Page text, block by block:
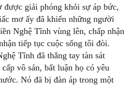
được giải phóng khỏi sự áp bức,
mơ ấy đã khiến những người
Nghệ Tĩnh vùng lên, chấp nhận
tiếp tục cuộc sống tôi đòi.
Tĩnh đã thẳng tay tàn sát
vô sản, bất luận họ có yêu
Nó đã bị đàn áp trong một